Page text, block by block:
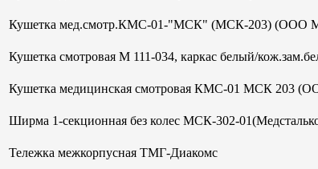
Кушетка мед.смотр.КМС-01-"МСК" (МСК-203) (ООО
Кушетка смотровая М 111-034, каркас белый/
Кушетка медицинская смотровая КМС-01 МСК 203
Ширма 1-секционная без колес МСК-302-
Тележка межкорпусная ТМГ-Диакомс